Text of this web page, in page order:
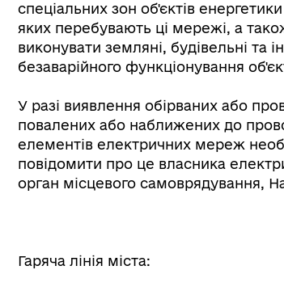
спеціальних зон об'єктів
яких перебувають ці мережі, а
виконувати земляні, будівельні
безаварійного функціонування
У разі виявлення обірваних або
повалених або наближених до
елементів електричних мереж
повідомити про це власника
орган місцевого самоврядування,
Гаряча лінія міста: